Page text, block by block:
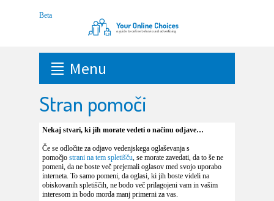
Menu
Stran pomoči
Nekaj stvari, ki jih morate vedeti o načinu odjave…
Če se odločite za odjavo vedenjskega oglaševanja s
pomočjo strani na tem spletišču, se morate zavedati, da to še ne
pomeni, da ne boste več prejemali oglasov med svojo uporabo
interneta. To samo pomeni, da oglasi, ki jih boste videli na
obiskovanih spletiščih, ne bodo več prilagojeni vam in vašim
interesom in bodo morda manj primerni za vas.